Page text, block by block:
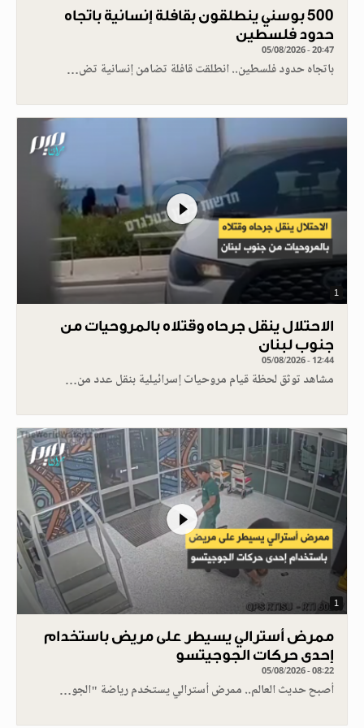
500 بوسني ينطلقون بقافلة إنسانية باتجاه
حدود فلسطين
05/08/2026 - 20:47
باتجاه حدود فلسطين.. انطلقت قافلة تضامن إنسانية تض…
1
الاحتلال ينقل جرحاه وقتلاه بالمروحيات من
جنوب لبنان
05/08/2026 - 12:44
مشاهد توثق لحظة قيام مروحيات إسرائيلية بنقل عدد من…
1
ممرض أسترالي يسيطر على مريض باستخدام
إحدى حركات الجوجيتسو
05/08/2026 - 08:22
أصبح حديث العالم.. ممرض أسترالي يستخدم رياضة "الجو…